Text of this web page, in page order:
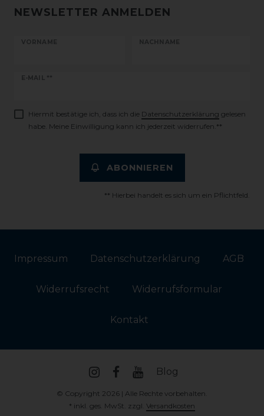
NEWSLETTER ANMELDEN
VORNAME NACHNAME
E-MAIL **
Newsletter
Hiermit bestätige ich, dass ich die Daten­schutz­erklärung gelesen
habe. Meine Einwilligung kann ich jederzeit widerrufen.**
ABONNIEREN
** Hierbei handelt es sich um ein Pflichtfeld.
Impressum Daten­schutz­erklärung AGB
Widerrufs­recht Widerrufs­formular
Kontakt
Blog
© Copyright 2026 | Alle Rechte vorbehalten.
* inkl. ges. MwSt. zzgl. Versandkosten